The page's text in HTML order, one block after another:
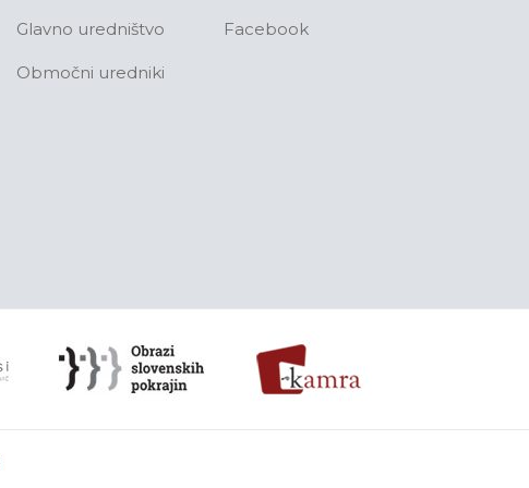
Glavno uredništvo
Območni uredniki
Facebook